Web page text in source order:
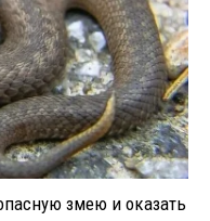
змею и оказать